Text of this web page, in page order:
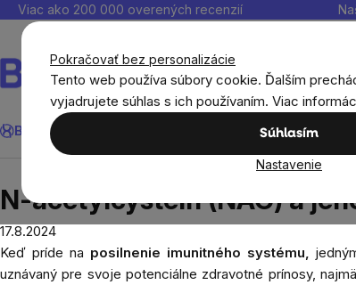
Pokračovať bez personalizácie
Tento web používa súbory cookie. Ďalším
vyjadrujete súhlas s ich používaním. Viac
Súhlasím
Nastavenie
PrejsťViac ako 200 000 overených recenzií
Hľadať
BrainMax® Výživové doplnky
N-acetylcysteín (NAC) a jeho vplyv
N-acetylcysteín (NAC) a
17.8.2024
Keď príde na posilnenie imunitného systému,
uznávaný pre svoje potenciálne zdravotné prínosy,